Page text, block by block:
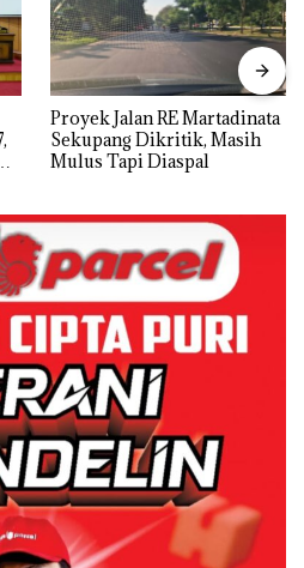
Proyek Jalan RE Martadinata
Sekupang Dikritik, Masih
Mulus Tapi Diaspal